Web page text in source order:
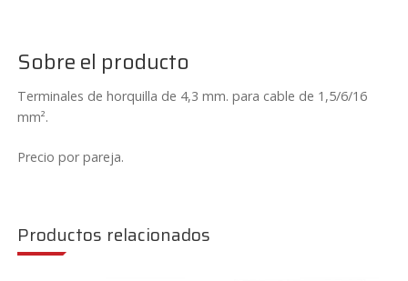
Sobre el producto
Terminales de horquilla de 4,3 mm. para cable de 1,5/6/16
mm².
Precio por pareja.
Productos relacionados